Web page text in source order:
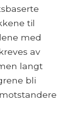
til
med
av
langt
bli